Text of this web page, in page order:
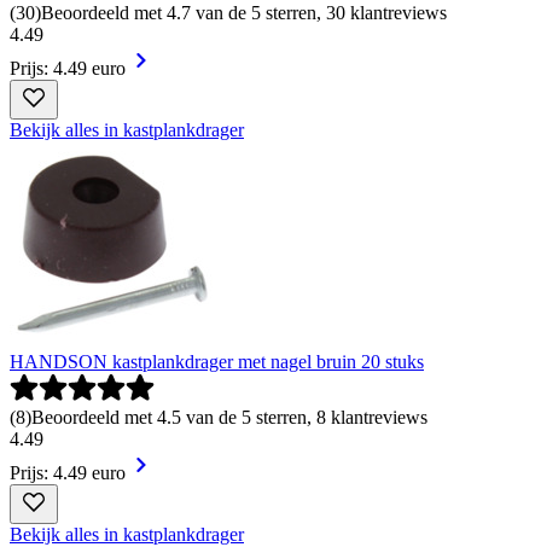
(30)Beoordeeld met 4.7 van de 5 sterren, 30 klantreviews
4.49
Prijs: 4.49 euro
Bekijk alles in kastplankdrager
HANDSON kastplankdrager met nagel bruin 20 stuks
(8)Beoordeeld met 4.5 van de 5 sterren, 8 klantreviews
4.49
Prijs: 4.49 euro
Bekijk alles in kastplankdrager